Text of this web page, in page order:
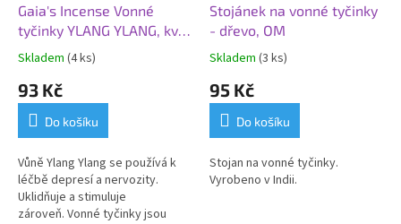
Gaia's Incense Vonné
tyčinky YLANG YLANG, květ
květin
Skladem (4 ks)
93 Kč
Do košíku
Vůně Ylang Ylang se používá k
léčbě depresí a nervozity.
Uklidňuje a stimuluje
zároveň. Vonné tyčinky jsou
Stojánek na vonné tyčinky
- dřevo, OM
Skladem (3 ks)
95 Kč
Do košíku
Stojan na vonné tyčinky.
Vyrobeno v Indii.